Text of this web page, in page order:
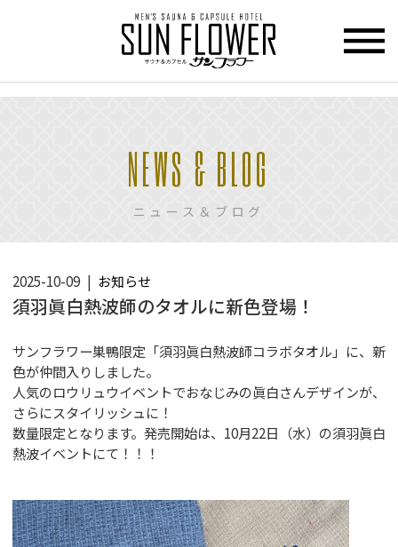
トップページ
カプセル ホテル
SAUNA サウナ
PRICE 料金
GUIDANCE ご利用案内
ACCESS アクセス
NEWS & BLOG
ニュース＆ブログ
2025-10-09 お知らせ
須羽眞白熱波師のタオルに新色登場！
サンフラワー巣鴨限定「須羽眞白熱波師コラボタオル」に、新
色が仲間入りしました。
人気のロウリュウイベントでおなじみの眞白さんデザインが、
さらにスタイリッシュに！
数量限定となります。発売開始は、10月22日（水）の須羽眞白
熱波イベントにて！！！